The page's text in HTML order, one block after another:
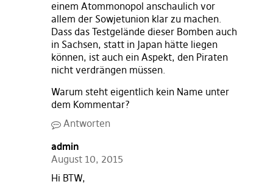
einem Atommonopol anschaulich vor
allem der Sowjetunion klar zu machen.
Dass das Testgelände dieser Bomben auch
in Sachsen, statt in Japan hätte liegen
können, ist auch ein Aspekt, den Piraten
nicht verdrängen müssen.
Warum steht eigentlich kein Name unter
dem Kommentar?
Antworten
admin
August 10, 2015
Hi BTW,